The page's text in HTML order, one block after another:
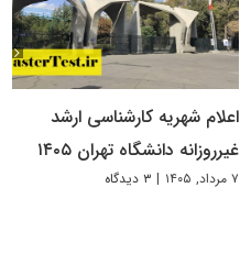
اعلام شهریه کارشناسی ارشد
غیرروزانه دانشگاه تهران ۱۴۰۵
۷ مرداد, ۱۴۰۵ | ۳ دیدگاه